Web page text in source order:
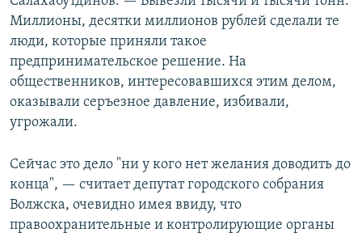
Миллионы, десятки миллионов рублей сделали те
люди, которые приняли такое
предпринимательское решение. На
общественников, интересовавшихся этим делом,
оказывали серъезное давление, избивали,
угрожали.
Сейчас это дело "ни у кого нет желания доводить до
конца", — считает депутат городского собрания
Волжска, очевидно имея ввиду, что
правоохранительные и контролирующие органы